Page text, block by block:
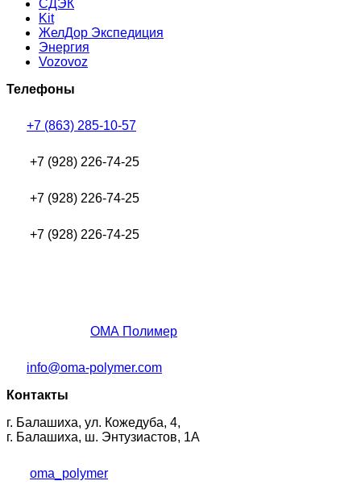
СДЭК
Kit
ЖелДор Экспедиция
Энергия
Vozovoz
Телефоны
+7 (863) 285-10-57
+7 (928) 226-74-25
+7 (928) 226-74-25
+7 (928) 226-74-25
ОМА Полимер
info@oma-polymer.com
Контакты
г. Балашиха, ул. Кожедуба, 4,
г. Балашиха, ш. Энтузиастов, 1А
oma_polymer